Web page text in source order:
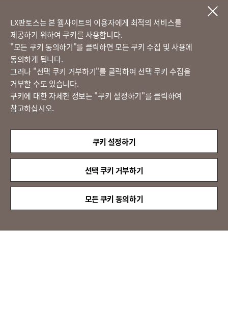
LG 베스트 케어 이전설치
고객의 소리
정도경영 신문고
(주)LX판토스 사업자등록번호 : 116-81-31734
서울시 종로구 새문안로 58
대표전화 :02-3771-2114
해외직구 문의 : 02-3771-2013 / 2014
© LX Pantos Co., Ltd. All rights reserved.
LX판토스는 본 웹사이트의 이용자에게 최적의 서비스를
제공하기 위하여 쿠키를 사용합니다.
​"모든 쿠키 동의하기"를 클릭하면 모든 쿠키 수집 및 사용에
동의하게 됩니다.
그러나 "선택 쿠키 거부하기"를 클릭하여 선택 쿠키 수집을
거부할 수도 있습니다.
쿠키에 대한 자세한 정보는 "쿠키 설정하기"를 클릭하여
참고하십시오.
쿠키 설정하기
선택 쿠키 거부하기
모든 쿠키 동의하기